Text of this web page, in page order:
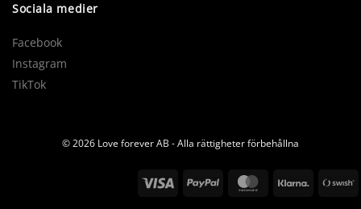
Sociala medier
Facebook
Instagram
TikTok
© 2026 Love forever AB - Alla rättigheter förbehållna
Visa PayPal MasterCardKlarna